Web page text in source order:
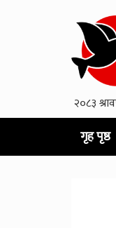
गृह पृष्ठ